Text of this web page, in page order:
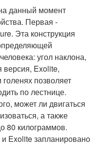
данный момент
Первая -
Эта конструкция
угол наклона,
версия, Exolite,
позволяет
по лестнице.
может ли двигаться
а также
80 килограммов.
Exolite запланировано